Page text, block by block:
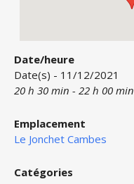
Date/heure
Date(s) - 11/12/2021
20 h 30 min - 22 h 00 min
Emplacement
Le Jonchet Cambes
Catégories